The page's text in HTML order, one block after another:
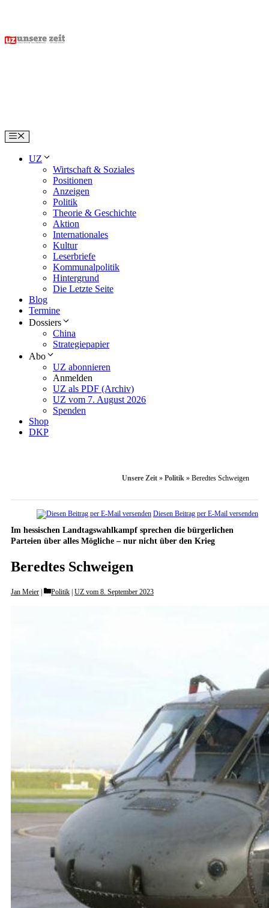
content
Menu
UZ
Wirtschaft & Soziales
Positionen
Anzeigen
Politik
Theorie & Geschichte
Aktion
Internationales
Kultur
Leserbriefe
Kommunalpolitik
Hintergrund
Die Letzte Seite
Blog
Termine
Dossiers
China
Strategiepapier
Abo
UZ abonnieren
Anmelden
UZ als PDF (Archiv)
UZ vom 7. August 2026
Spenden
Shop
DKP
Unsere Zeit » Politik » Beredtes Schweigen
Diesen Beitrag per E-Mail versenden
Im hessischen Landtagswahlkampf sprechen die bürgerlichen
Parteien über alles Mögliche – nur nicht über den Krieg
Beredtes Schweigen
Jan Meier Categories
Politik UZ vom 8. September 2023